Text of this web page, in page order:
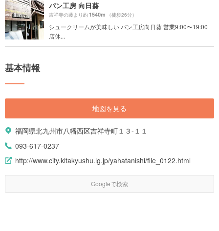
パン工房 向日葵
吉祥寺の藤より約1540m （徒歩26分）
シュークリームが美味しい パン工房向日葵 営業9:00〜19:00
店休...
基本情報
地図を見る
福岡県北九州市八幡西区吉祥寺町１３-１１
093-617-0237
http://www.city.kitakyushu.lg.jp/yahatanishi/file_0122.html
Googleで検索